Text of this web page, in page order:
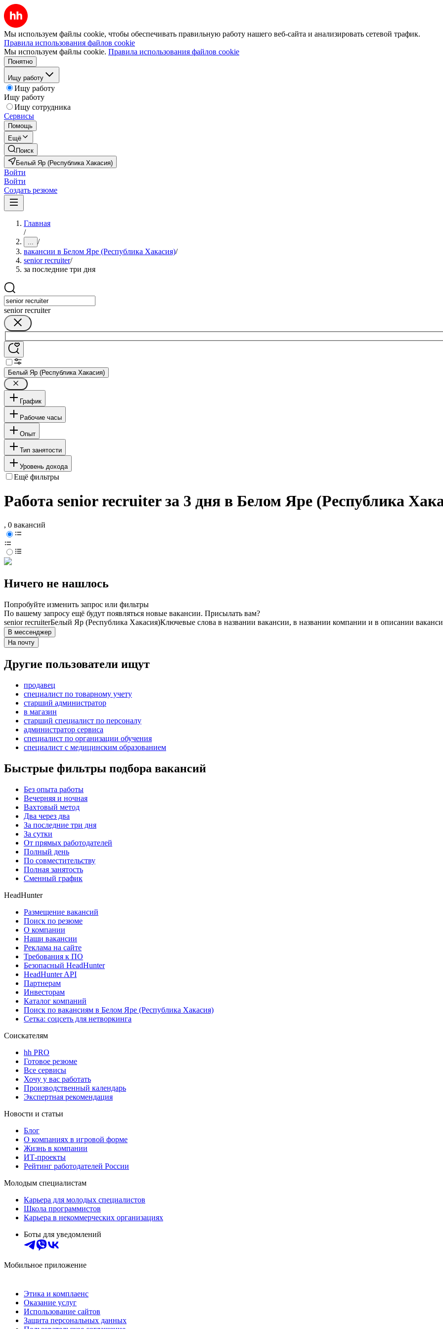
Мы используем файлы cookie, чтобы обеспечивать правильную работу нашего веб-сайта и анализировать сетевой трафик.
Правила использования файлов cookie
Мы используем файлы cookie. Правила использования файлов cookie
Понятно
Ищу работу
Ищу работу
Ищу работу
Ищу сотрудника
Сервисы
Помощь
Ещё
Поиск
Белый Яр (Республика Хакасия)
Войти
Войти
Создать резюме
Главная
/
... /
вакансии в Белом Яре (Республика Хакасия)/
senior recruiter/
за последние три дня
senior recruiter
Белый Яр (Республика Хакасия)
График
Рабочие часы
Опыт
Тип занятости
Уровень дохода
Ещё фильтры
Работа senior recruiter за 3 дня в Белом Яре (Республика
, 0 вакансий
Ничего не нашлось
Попробуйте изменить запрос или фильтры
По вашему запросу ещё будут появляться новые вакансии. Присылать вам?
senior recruiterБелый Яр (Республика Хакасия)Ключевые слова в названии вакансии, в названии компании и в описании
В мессенджер
На почту
Другие пользователи ищут
продавец
специалист по товарному учету
старший администратор
в магазин
старший специалист по персоналу
администратор сервиса
специалист по организации обучения
специалист с медицинским образованием
Быстрые фильтры подбора вакансий
Без опыта работы
Вечерняя и ночная
Вахтовый метод
Два через два
За последние три дня
За сутки
От прямых работодателей
Полный день
По совместительству
Полная занятость
Сменный график
HeadHunter
Размещение вакансий
Поиск по резюме
О компании
Наши вакансии
Реклама на сайте
Требования к ПО
Безопасный HeadHunter
HeadHunter API
Партнерам
Инвесторам
Каталог компаний
Поиск по вакансиям в Белом Яре (Республика Хакасия)
Сетка: соцсеть для нетворкинга
Соискателям
hh PRO
Готовое резюме
Все сервисы
Хочу у вас работать
Производственный календарь
Экспертная рекомендация
Новости и статьи
Блог
О компаниях в игровой форме
Жизнь в компании
ИТ-проекты
Рейтинг работодателей России
Молодым специалистам
Карьера для молодых специалистов
Школа программистов
Карьера в некоммерческих организациях
Боты для уведомлений
Мобильное приложение
Этика и комплаенс
Оказание услуг
Использование сайтов
Защита персональных данных